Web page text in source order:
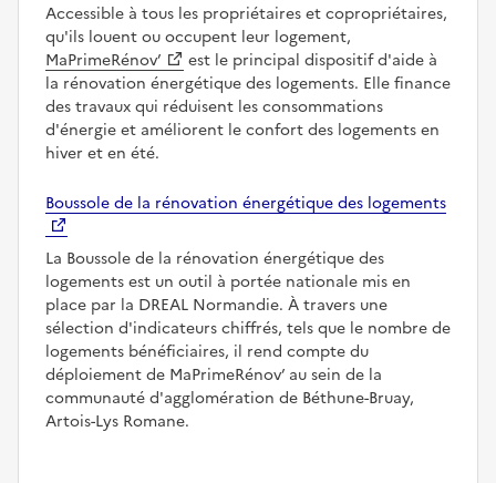
Accessible à tous les propriétaires et copropriétaires,
qu'ils louent ou occupent leur logement,
MaPrimeRénov’
est le principal dispositif d'aide à
la rénovation énergétique des logements. Elle finance
des travaux qui réduisent les consommations
d'énergie et améliorent le confort des logements en
hiver et en été.
Boussole de la rénovation énergétique des logements
La Boussole de la rénovation énergétique des
logements est un outil à portée nationale mis en
place par la DREAL Normandie. À travers une
sélection d'indicateurs chiffrés, tels que le nombre de
logements bénéficiaires, il rend compte du
déploiement de MaPrimeRénov’ au sein de la
communauté d'agglomération de Béthune-Bruay,
Artois-Lys Romane.